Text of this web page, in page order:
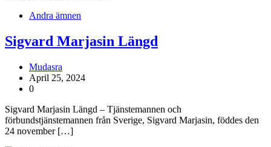
Andra ämnen
Sigvard Marjasin Längd
Mudasra
April 25, 2024
0
Sigvard Marjasin Längd – Tjänstemannen och
förbundstjänstemannen från Sverige, Sigvard Marjasin, föddes den
24 november […]